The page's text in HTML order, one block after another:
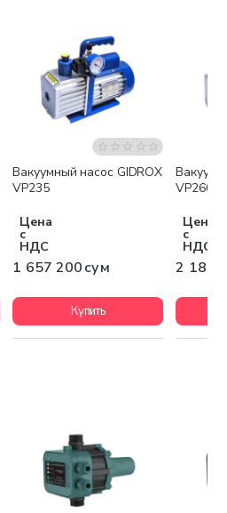
Бесплатная доставка
Вакуумный насос GIDROX
VP235
Цена
с
НДС
1 657 200 сум
Купить
VP260
Цена
с
НДС
2 184